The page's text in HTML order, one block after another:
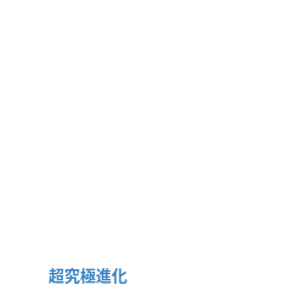
超究極進化